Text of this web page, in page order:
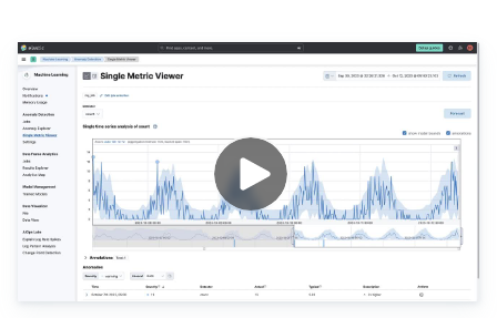
Datenanalyse mit Kibana